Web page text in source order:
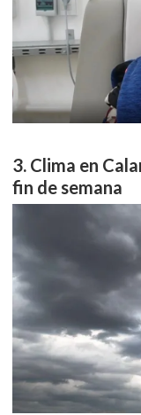
Clima en
fin de semana